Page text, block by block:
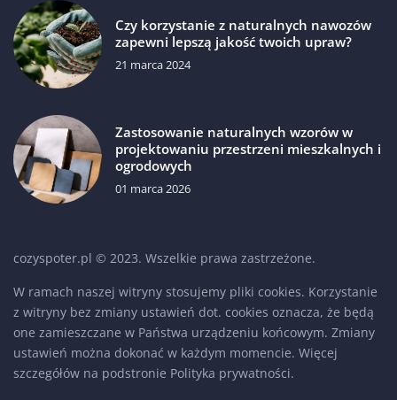
Czy korzystanie z naturalnych nawozów
zapewni lepszą jakość twoich upraw?
21 marca 2024
Zastosowanie naturalnych wzorów w
projektowaniu przestrzeni mieszkalnych i
ogrodowych
01 marca 2026
cozyspoter.pl © 2023. Wszelkie prawa zastrzeżone.
W ramach naszej witryny stosujemy pliki cookies. Korzystanie
z witryny bez zmiany ustawień dot. cookies oznacza, że będą
one zamieszczane w Państwa urządzeniu końcowym. Zmiany
ustawień można dokonać w każdym momencie. Więcej
szczegółów na podstronie Polityka prywatności.